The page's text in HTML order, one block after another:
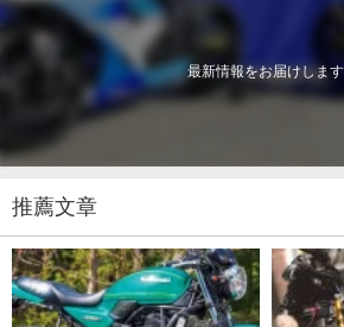
最新情報をお届けします
推薦文章